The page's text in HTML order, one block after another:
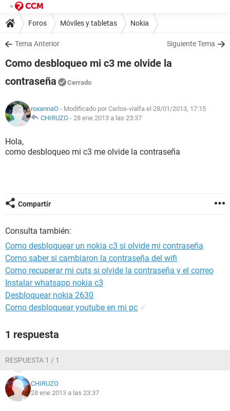
Foros Móviles y tabletas Nokia
Tema Anterior Siguiente Tema
Como desbloqueo mi c3 me olvide la
contraseña
Cerrado
roxannaO - Modificado por Carlos-vialfa el 28/01/2013, 17:15
CHIRUZO - 28 ene 2013 a las 23:37
Hola,
como desbloqueo mi c3 me olvide la contraseña
Compartir
Consulta también:
Como desbloquear un nokia c3 si olvide mi contraseña
Como saber si cambiaron la contraseña del wifi
Como recuperar mi cuts si olvide la contraseña y el correo
Instalar whatsapp nokia c3
Desbloquear nokia 2630
Como desbloquear youtube en mi pc ✓
1 respuesta
RESPUESTA 1 / 1
CHIRUZO
28 ene 2013 a las 23:37